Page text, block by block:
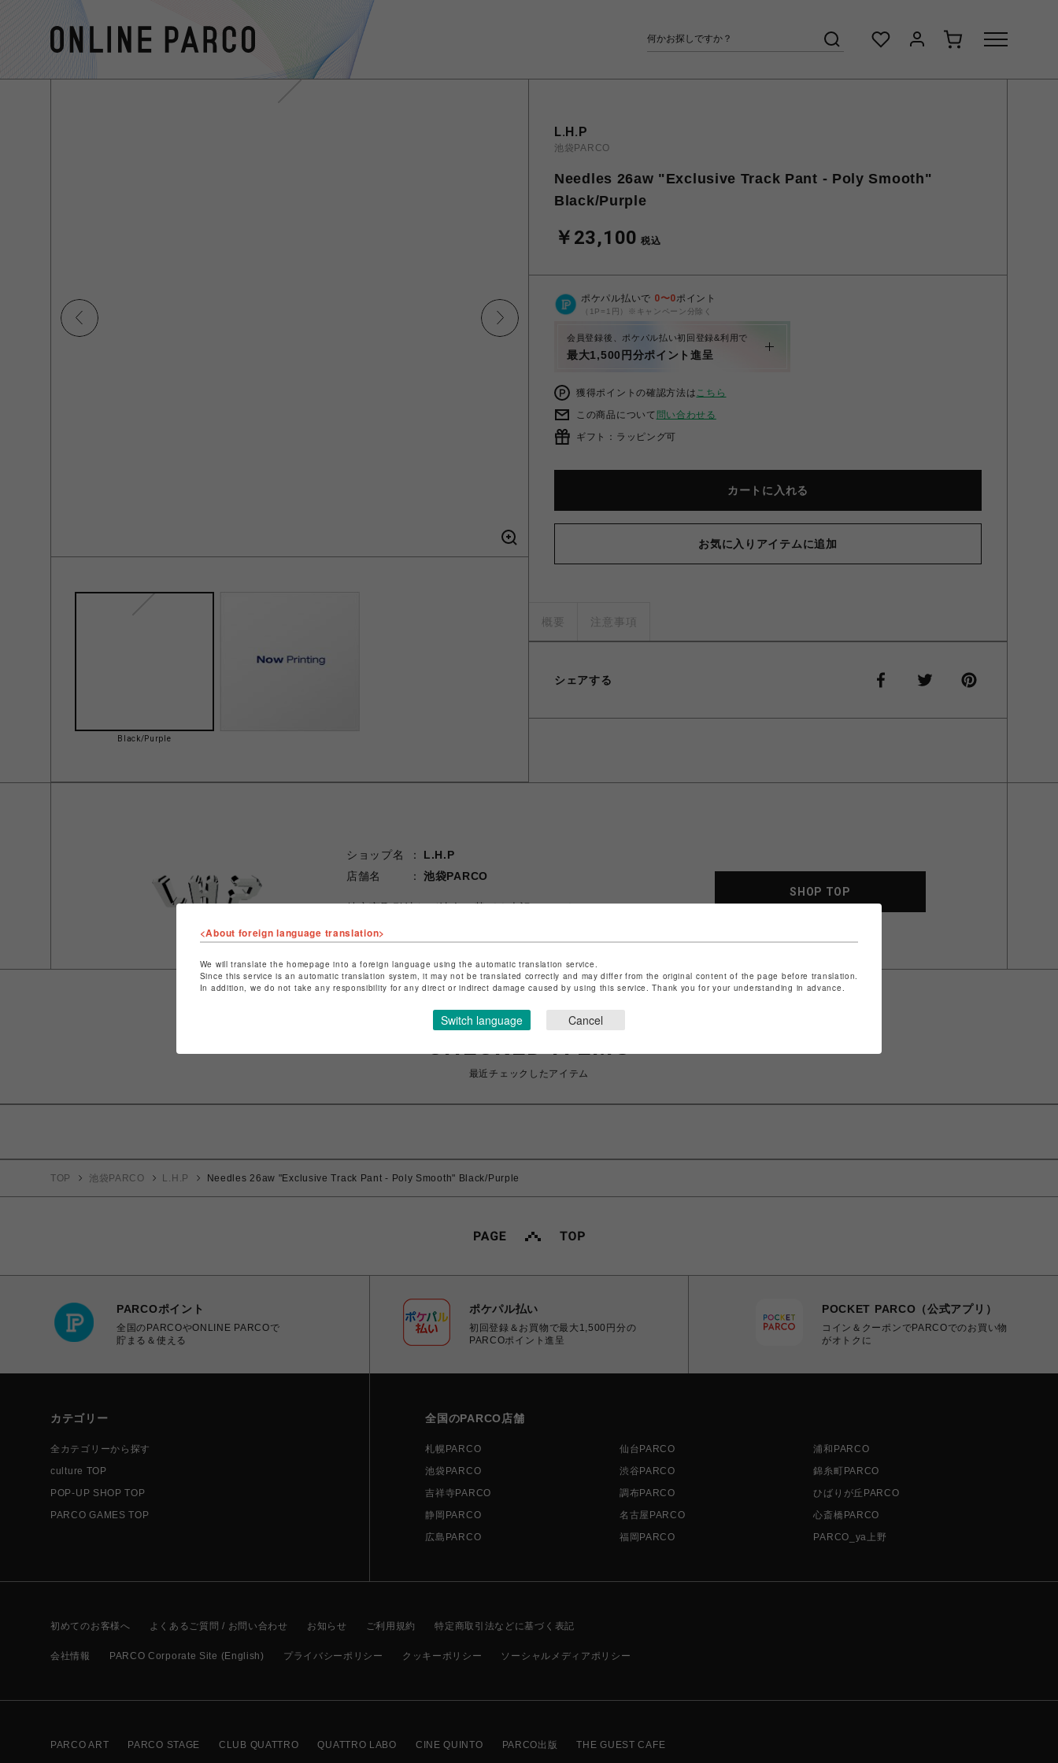
Black/Purple
L.H.P
池袋PARCO
Needles 26aw "Exclusive Track Pant - Poly Smooth"
Black/Purple
￥23,100 税込
ポケパル払いで 0〜0ポイント
（1P=1円）※キャンペーン分除く
会員登録後、ポケパル払い初回登録&利用で
最大1,500円分ポイント進呈
獲得ポイントの確認方法はこちら
この商品について 問い合わせる
ギフト：ラッピング可
カートに入れる
お気に入りアイテムに追加
概要 注意事項
シェアする
ショップ名
L.H.P
店舗名
池袋PARCO
特定商取引法など法令に基づく表記はこちら
ショップお問い合わせは
SHOP TOP
最近チェックしたアイテム
TOP 池袋PARCO L.H.P Needles 26aw "Exclusive Track Pant - Poly Smooth" Black/Purple
PARCOポイント
全国のPARCOやONLINE PARCOで
貯まる＆使える
ポケパル払い
初回登録＆お買物で最大1,500円分の
PARCOポイント進呈
POCKET PARCO（公式アプリ）
コイン＆クーポンでPARCOでのお買い物
がオトクに
カテゴリー
全カテゴリーから探す
culture TOP
POP-UP SHOP TOP
PARCO GAMES TOP
全国のPARCO店舗
札幌PARCO 仙台PARCO
浦和PARCO
池袋PARCO
渋谷PARCO
錦糸町PARCO
吉祥寺PARCO
調布PARCO
ひばりが丘PARCO
静岡PARCO
名古屋PARCO
心斎橋PARCO
広島PARCO
福岡PARCO PARCO_ya上野
初めてのお客様へ よくあるご質問 / お問い合わせ お知らせ ご利用規約 特定商取引法などに基づく表記
会社情報 PARCO Corporate Site (English) プライバシーポリシー クッキーポリシー ソーシャルメディアポリシー
PARCO ART PARCO STAGE CLUB QUATTRO QUATTRO LABO CINE QUINTO PARCO出版 THE GUEST CAFE
<About foreign language translation>
We will translate the homepage into a foreign language using the automatic translation service.
Since this service is an automatic translation system, it may not be translated correctly and may differ from the original content of the page before translation.
In addition, we do not take any responsibility for any direct or indirect damage caused by using this service. Thank you for your understanding in advance.
Switch language Cancel